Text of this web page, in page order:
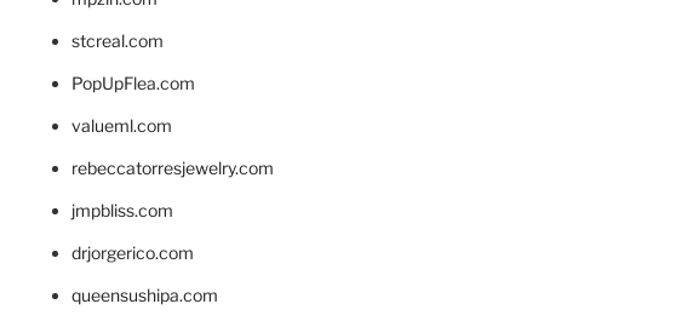
stcreal.com
PopUpFlea.com
valueml.com
rebeccatorresjewelry.com
jmpbliss.com
drjorgerico.com
queensushipa.com